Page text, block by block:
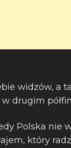
widzów, a
drugim
Polska nie
który